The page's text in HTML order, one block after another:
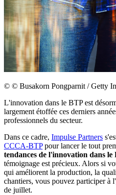
© © Busakorn Pongparnit / Getty
L'innovation dans le BTP est
largement étoffée ces derniers
professionnels du secteur.
Dans ce cadre, Impulse Partners
CCCA-BTPpour lancer le tout
tendances de l'innovation dans le
témoignage est précieux. Alors si
qui améliorent la production, la
chantiers, vous pouvez participer à l'
de juillet.